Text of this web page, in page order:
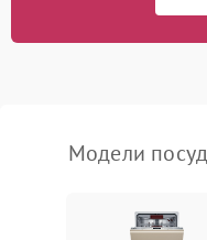
Модели